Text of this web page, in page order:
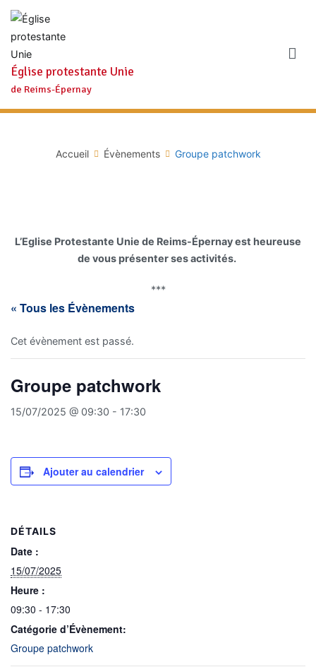
Aller
contenu
Église protestante Unie
de Reims-Épernay
Accueil Évènements Groupe patchwork
L’Eglise Protestante Unie de Reims-Épernay est heureuse
de vous présenter ses activités.
***
« Tous les Évènements
Cet évènement est passé.
Groupe patchwork
15/07/2025 @ 09:30 - 17:30
Ajouter au calendrier
DÉTAILS
Date :
15/07/2025
Heure :
09:30 - 17:30
Catégorie d’Évènement:
Groupe patchwork